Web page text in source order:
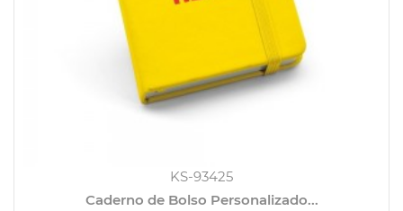
KS-93425
Caderno de Bolso Personalizado...